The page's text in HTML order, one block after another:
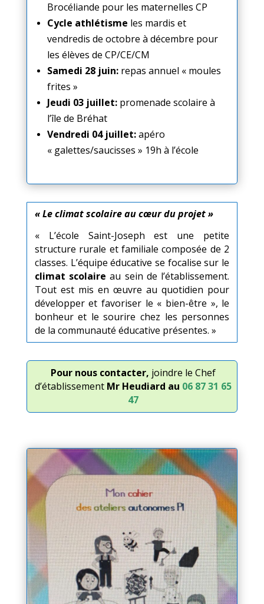
Brocéliande pour les maternelles CP
Cycle athlétisme les mardis et
vendredis de octobre à décembre pour
les élèves de CP/CE/CM
Samedi 28 juin:repas annuel « moules
frites »
Jeudi 03 juillet:promenade scolaire à
l’île de Bréhat
Vendredi 04 juillet:apéro
« galettes/saucisses » 19h à l’école
« Le climat scolaire au cœur du projet »
« L’école Saint-Joseph est une petite
structure rurale et familiale composée de 2
classes. L’équipe éducative se focalise sur le
climat scolaire au sein de l’établissement.
Tout est mis en œuvre au quotidien pour
développer et favoriser le « bien-être », le
bonheur et le sourire chez les personnes
de la communauté éducative présentes. »
Pour nous contacter, joindre le Chef
d’établissementMr Heudiard au 06 87 31 65
47